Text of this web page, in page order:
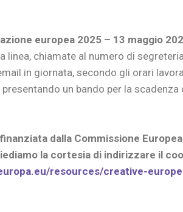
europea 2025 – 13 maggio
linea, chiamate al numero di
in giornata, secondo gli orari
un bando per la
dalla Commissione
la cortesia di indirizzare il
resources/creative-